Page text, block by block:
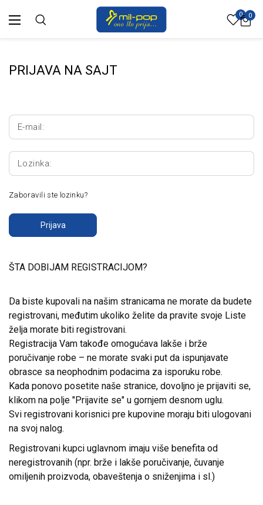
0 0
PRIJAVA NA SAJT
E-mail:
Lozinka:
Zaboravili ste lozinku?
Prijava
ŠTA DOBIJAM REGISTRACIJOM?
Da biste kupovali na našim stranicama ne morate da budete
registrovani, međutim ukoliko želite da pravite svoje Liste
želja morate biti registrovani.
Registracija Vam takođe omogućava lakše i brže
poručivanje robe – ne morate svaki put da ispunjavate
obrasce sa neophodnim podacima za isporuku robe.
Kada ponovo posetite naše stranice, dovoljno je prijaviti se,
klikom na polje "Prijavite se" u gornjem desnom uglu.
Svi registrovani korisnici pre kupovine moraju biti ulogovani
na svoj nalog.
Registrovani kupci uglavnom imaju više benefita od
neregistrovanih (npr. brže i lakše poručivanje, čuvanje
omiljenih proizvoda, obaveštenja o sniženjima i sl.)